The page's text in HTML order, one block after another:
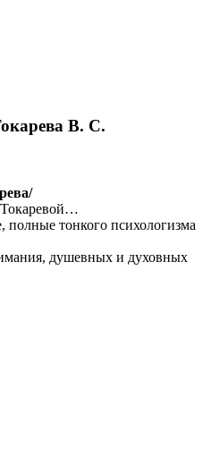
В. С.
тонкого психологизма
душевных и духовных